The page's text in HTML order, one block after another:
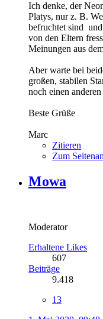
Ich denke, der
Platys, nur z. B.
befruchtet sind
von den Eltern
Meinungen aus
Aber warte bei
großen, stabilen
noch einen
Beste Grüße
Marc
Zitieren
Zum
Mowa
Moderator
Erhaltene Likes
607
Beiträge
9.418
13